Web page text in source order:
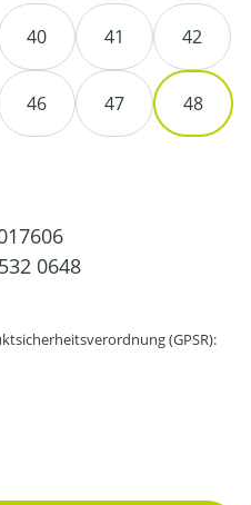
40 41 42
46 47 48
0648
(GPSR):